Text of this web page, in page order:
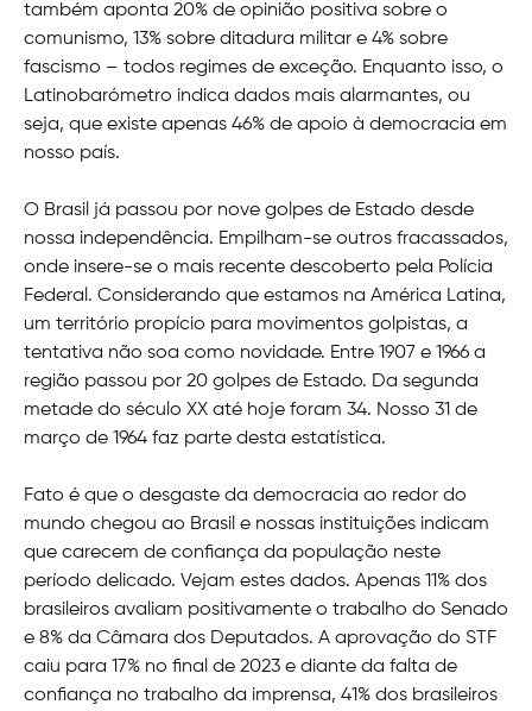
também aponta 20% de opinião positiva sobre o
comunismo, 13% sobre ditadura militar e 4% sobre
fascismo – todos regimes de exceção. Enquanto isso, o
Latinobarómetro indica dados mais alarmantes, ou
seja, que existe apenas 46% de apoio à democracia em
nosso país.
O Brasil já passou por nove golpes de Estado desde
nossa independência. Empilham-se outros fracassados,
onde insere-se o mais recente descoberto pela Polícia
Federal. Considerando que estamos na América Latina,
um território propício para movimentos golpistas, a
tentativa não soa como novidade. Entre 1907 e 1966 a
região passou por 20 golpes de Estado. Da segunda
metade do século XX até hoje foram 34. Nosso 31 de
março de 1964 faz parte desta estatística.
Fato é que o desgaste da democracia ao redor do
mundo chegou ao Brasil e nossas instituições indicam
que carecem de confiança da população neste
período delicado. Vejam estes dados. Apenas 11% dos
brasileiros avaliam positivamente o trabalho do Senado
e 8% da Câmara dos Deputados. A aprovação do STF
caiu para 17% no final de 2023 e diante da falta de
confiança no trabalho da imprensa, 41% dos brasileiros